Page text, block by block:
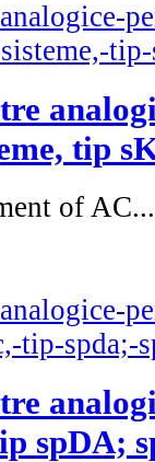
tip
of AC...
spDA;